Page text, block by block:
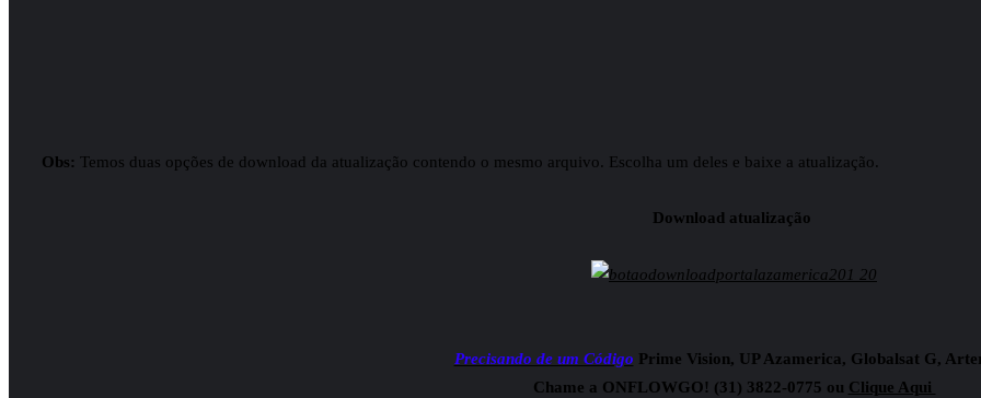
Obs: Temos duas opções de download da atualização contendo o mesmo arquivo. Escolha um deles e baixe a atualização.
Download atualização
Precisando de um Código Prime Vision, UP Azamerica, Globalsat G,
Chame a ONFLOWGO! (31) 3822-0775 ou Clique Aqui